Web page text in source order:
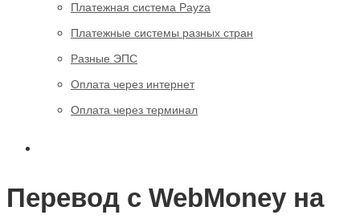
Платежная система Payza
Платежные системы разных стран
Разные ЭПС
Оплата через интернет
Оплата через терминал
Перевод с WebMoney на